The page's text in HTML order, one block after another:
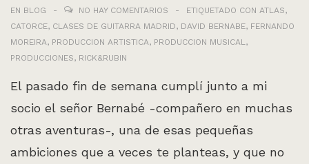
EN BLOG NO HAY COMENTARIOS ETIQUETADO CON ATLAS,
CATORCE, CLASES DE GUITARRA MADRID, DAVID BERNABE, FERNANDO
MOREIRA, PRODUCCION ARTISTICA, PRODUCCION MUSICAL,
PRODUCCIONES, RICK&RUBIN
El pasado fin de semana cumplí junto a mi
socio el señor Bernabé -compañero en muchas
otras aventuras-, una de esas pequeñas
ambiciones que a veces te planteas, y que no